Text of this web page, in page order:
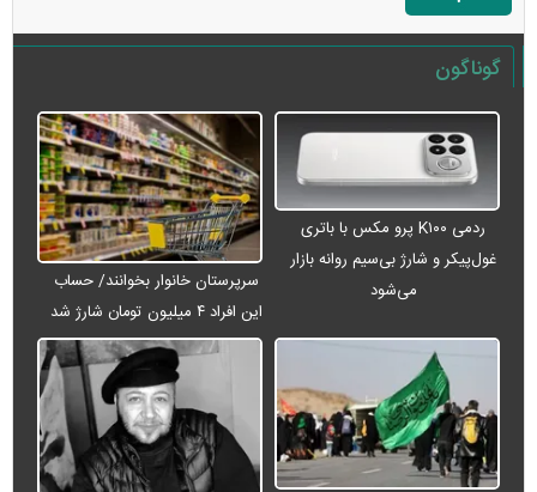
گوناگون
ردمی K۱۰۰ پرو مکس با باتری
غول‌پیکر و شارژ بی‌سیم روانه بازار
می‌شود
سرپرستان خانوار بخوانند/ حساب
این افراد ۴ میلیون تومان شارژ شد